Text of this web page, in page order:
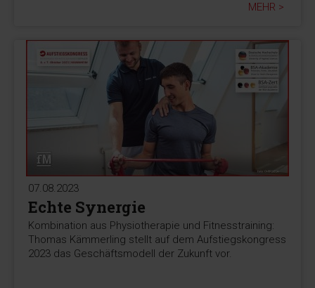
MEHR >
07.08.2023
Echte Synergie
Kombination aus Physiotherapie und Fitnesstraining:
Thomas Kämmerling stellt auf dem Aufstiegskongress
2023 das Geschäftsmodell der Zukunft vor.